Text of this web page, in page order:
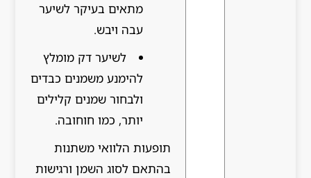
מתאים בעיקר לשיער
עבה ויבש.
לשיער דק מומלץ
להימנע משמנים כבדים
ולבחור שמנים קלילים
יותר, כמו חוחובה.
תופעות הלוואי משתנות
בהתאם לסוג השמן ורגישות